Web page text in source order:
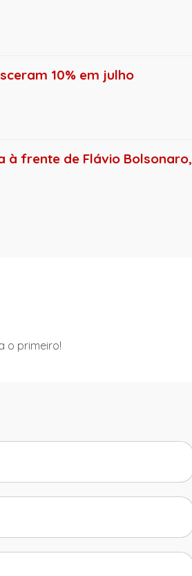
10% em julho
à frente de Flávio Bolsonaro,
o primeiro!